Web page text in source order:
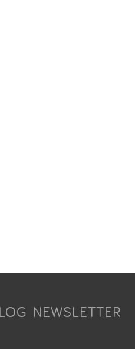
NEWSLETTER